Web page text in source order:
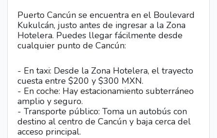
Puerto Cancún se encuentra en el Boulevard
Kukulcán, justo antes de ingresar a la Zona
Hotelera. Puedes llegar fácilmente desde
cualquier punto de Cancún:
- En taxi: Desde la Zona Hotelera, el trayecto
cuesta entre $200 y $300 MXN.
- En coche: Hay estacionamiento subterráneo
amplio y seguro.
- Transporte público: Toma un autobús con
destino al centro de Cancún y baja cerca del
acceso principal.